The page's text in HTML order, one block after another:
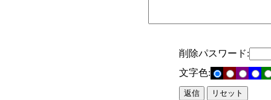
削除パスワード:
文字色: